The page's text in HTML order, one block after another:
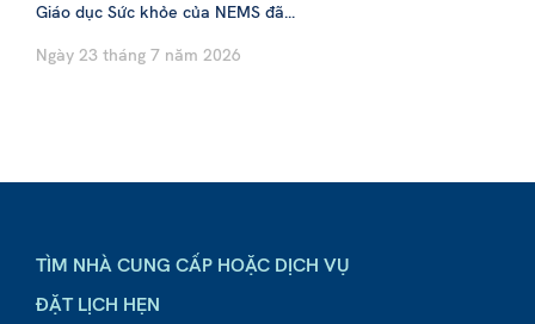
Giáo dục Sức khỏe của NEMS đã...
Ngày 23 tháng 7 năm 2026
TÌM NHÀ CUNG CẤP HOẶC DỊCH VỤ
ĐẶT LỊCH HẸN